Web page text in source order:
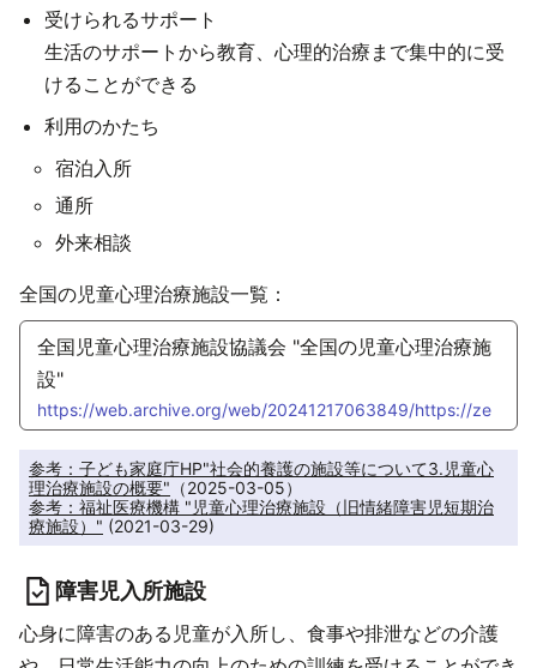
受けられるサポート
生活のサポートから教育、心理的治療まで集中的に受
けることができる
利用のかたち
宿泊入所
通所
外来相談
全国の児童心理治療施設一覧：
全国児童心理治療施設協議会 "全国の児童心理治療施
設"
https://web.archive.org/web/20241217063849/https://ze
njishin.org/link.html
参考：子ども家庭庁HP"社会的養護の施設等について3.児童心
理治療施設の概要"
参考：福祉医療機構 "児童心理治療施設（旧情緒障害児短期治
療施設）" (2021-03-29)
障害児入所施設
心身に障害のある児童が入所し、食事や排泄などの介護